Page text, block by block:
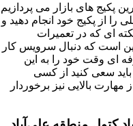
پکیج های بازار می پردازیم
را از پکیج خود انجام دهید و
ای که در تعمیرات
است که دنبال سرویس کار
ای وقت خود را به این
باید سعی کنید از کسی
بالایی نیز برخوردار